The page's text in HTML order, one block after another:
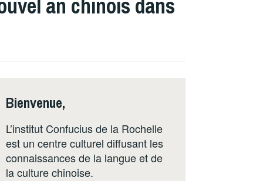
an chinois dans
Bienvenue,
L’institut Confucius de la Rochelle
est un centre culturel diffusant les
connaissances de la langue et de
la culture chinoise.